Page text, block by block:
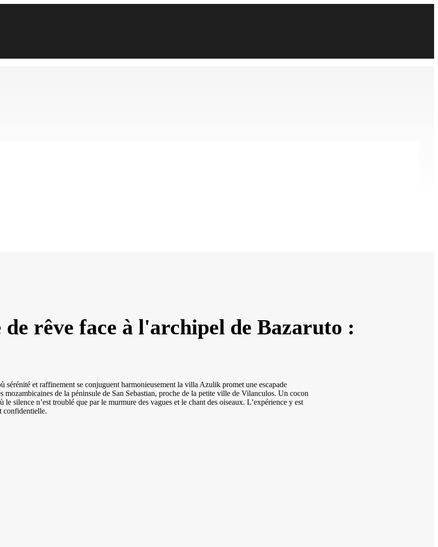
rêve face à l'archipel de Bazaruto :
sérénité et raffinement se conjuguent harmonieusement la villa Azulik promet une escapade
mozambicaines de la péninsule de San Sebastian, proche de la petite ville de Vilanculos. Un cocon
le silence n’est troublé que par le murmure des vagues et le chant des oiseaux. L’expérience y est
confidentielle.